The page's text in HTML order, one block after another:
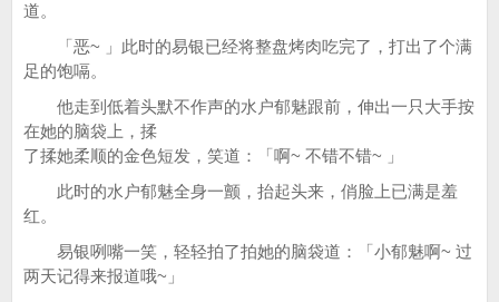
道。
「恶~ 」此时的易银已经将整盘烤肉吃完了，打出了个满
足的饱嗝。
他走到低着头默不作声的水户郁魅跟前，伸出一只大手按
在她的脑袋上，揉
了揉她柔顺的金色短发，笑道：「啊~ 不错不错~ 」
此时的水户郁魅全身一颤，抬起头来，俏脸上已满是羞
红。
易银咧嘴一笑，轻轻拍了拍她的脑袋道：「小郁魅啊~ 过
两天记得来报道哦~」